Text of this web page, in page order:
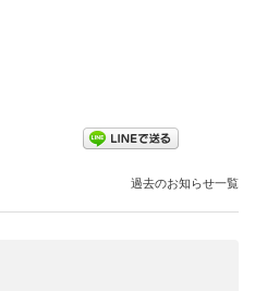
過去のお知らせ一覧